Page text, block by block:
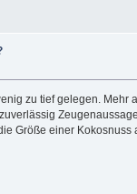
zu tief gelegen.
Größe einer Kokosnuss